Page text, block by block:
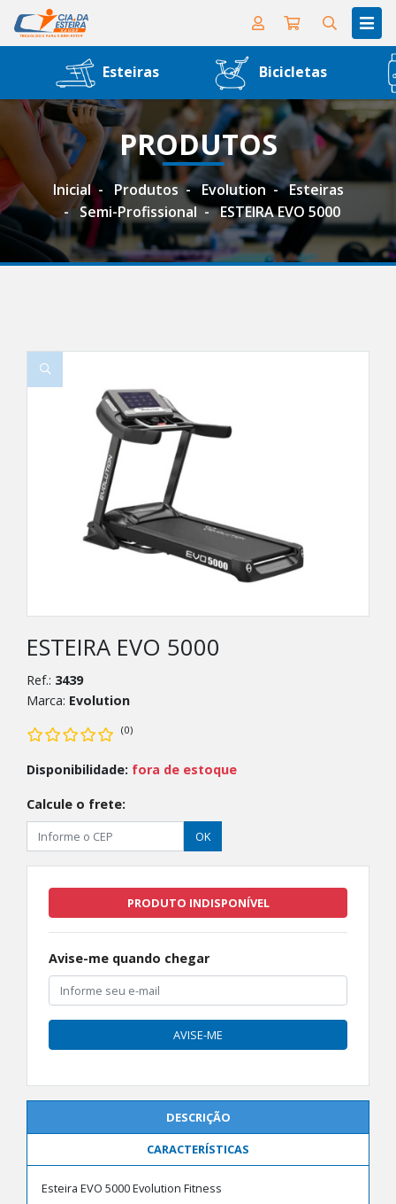
Esteiras Bicicletas
PRODUTOS
Inicial Produtos Evolution
Esteiras
Semi-Profissional
ESTEIRA EVO 5000
ESTEIRA EVO 5000
Ref.: 3439
Marca: Evolution
(0)
Disponibilidade: fora de estoque
Calcule o frete:
OK
PRODUTO INDISPONÍVEL
Avise-me quando chegar
AVISE-ME
DESCRIÇÃO
CARACTERÍSTICAS
Esteira EVO 5000 Evolution Fitness